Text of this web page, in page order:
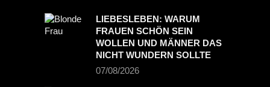
LIEBESLEBEN: WARUM
FRAUEN SCHÖN SEIN
WOLLEN UND MÄNNER DAS
NICHT WUNDERN SOLLTE
07/08/2026